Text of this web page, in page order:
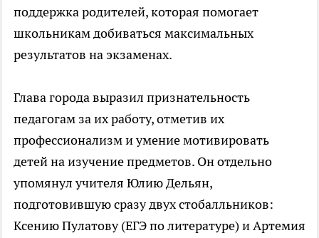
поддержка родителей, которая помогает
школьникам добиваться максимальных
результатов на экзаменах.
Глава города выразил признательность
педагогам за их работу, отметив их
профессионализм и умение мотивировать
детей на изучение предметов. Он отдельно
упомянул учителя Юлию Дельян,
подготовившую сразу двух стобалльников:
Ксению Пулатову (ЕГЭ по литературе) и Артемия